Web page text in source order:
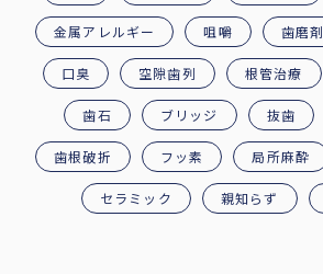
金属アレルギー 咀嚼 歯磨剤
口臭 空隙歯列 根管治療
歯石 ブリッジ 抜歯
歯根破折 フッ素 局所麻酔
セラミック 親知らず